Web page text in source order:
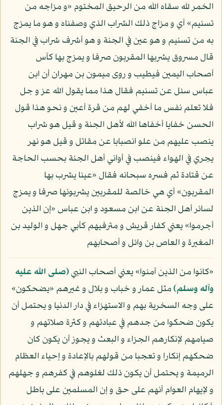
الخمر لله سقاه الله من الرحيق المختوم «و مزاجه من
تسنيم» أي و مزاج ذلك الشراب الذي وصفناه و هو ما يمزج
به من تسنيم و هو عين في الجنة و هو أشرف شراب في الجنة
قال مسروق يشربها المقربون صرفا و يمزج بها كأس
أصحاب اليمين فيطيب و روى ميمون بن مهران أن ابن
عباس سئل عن تسنيم فقال هذا مما يقول الله عز و جل
فلا تعلم نفس ما أخفي لهم من قرة أعين و نحو هذا قول
الحسن خفايا أخفاها الله لأهل الجنة و قيل هو شراب
ينصب عليهم من علو انصبابا عن مقاتل و قيل هو نهر
يجري في الهواء فينصب في أواني أهل الجنة بحسب الحاجة
عن قتادة ثم فسره سبحانه فقال «عينا يشرب بها
المقربون» أي هي خالصة للمقربين يشربونها صرفا و يمزج
لسائر أهل الجنة عن ابن مسعود و ابن عباس «إن الذين
أجرموا» يعني كفار قريش و مترفيهم كأبي جهل و الوليد بن
المغيرة و العاص بن وائل و أصحابهم
«كانوا من الذين آمنوا» يعني أصحاب النبي(صلى الله عليه
وآله وسلم)مثل عمار و خباب و بلال و غيرهم «يضحكون»
على وجه السخرية بهم و الاستهزاء في دار الدنيا و يحتمل أن
يكون ضحكوا من جدهم في عبادتهم و كثرة صلاتهم و
صيامهم لإنكارهم الجزاء و البعث و يجوز أن يكون كان
ضحكهم إنكارا و تعجبا من قولهم بالإعادة و إحياء العظام
الرميمة و يحتمل أن يكون ذلك لغلوهم في كفرهم و جهلهم
و لإيهام العوام أنهم على حق و إن المسلمين على باطل